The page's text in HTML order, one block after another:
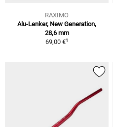
RAXIMO
Alu-Lenker, New Generation,
28,6 mm
69,00 €1